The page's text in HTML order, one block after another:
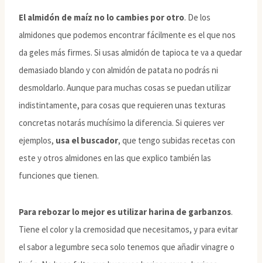
El almidón de maíz no lo cambies por otro. De los
almidones que podemos encontrar fácilmente es el que nos
da geles más firmes. Si usas almidón de tapioca te va a quedar
demasiado blando y con almidón de patata no podrás ni
desmoldarlo. Aunque para muchas cosas se puedan utilizar
indistintamente, para cosas que requieren unas texturas
concretas notarás muchísimo la diferencia. Si quieres ver
ejemplos, usa el buscador, que tengo subidas recetas con
este y otros almidones en las que explico también las
funciones que tienen.
Para rebozar lo mejor es utilizar harina de garbanzos.
Tiene el color y la cremosidad que necesitamos, y para evitar
el sabor a legumbre seca solo tenemos que añadir vinagre o